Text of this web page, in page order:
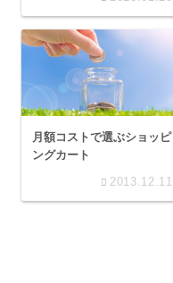
月額コストで選ぶショッピ
ングカート
2013.12.11